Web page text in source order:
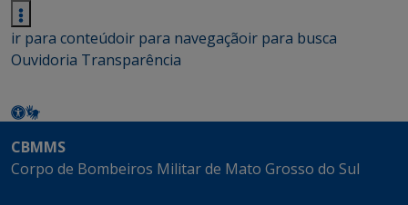
ir para conteúdoir para navegaçãoir para busca
Ouvidoria Transparência
CBMMS
Corpo de Bombeiros Militar de Mato Grosso do Sul